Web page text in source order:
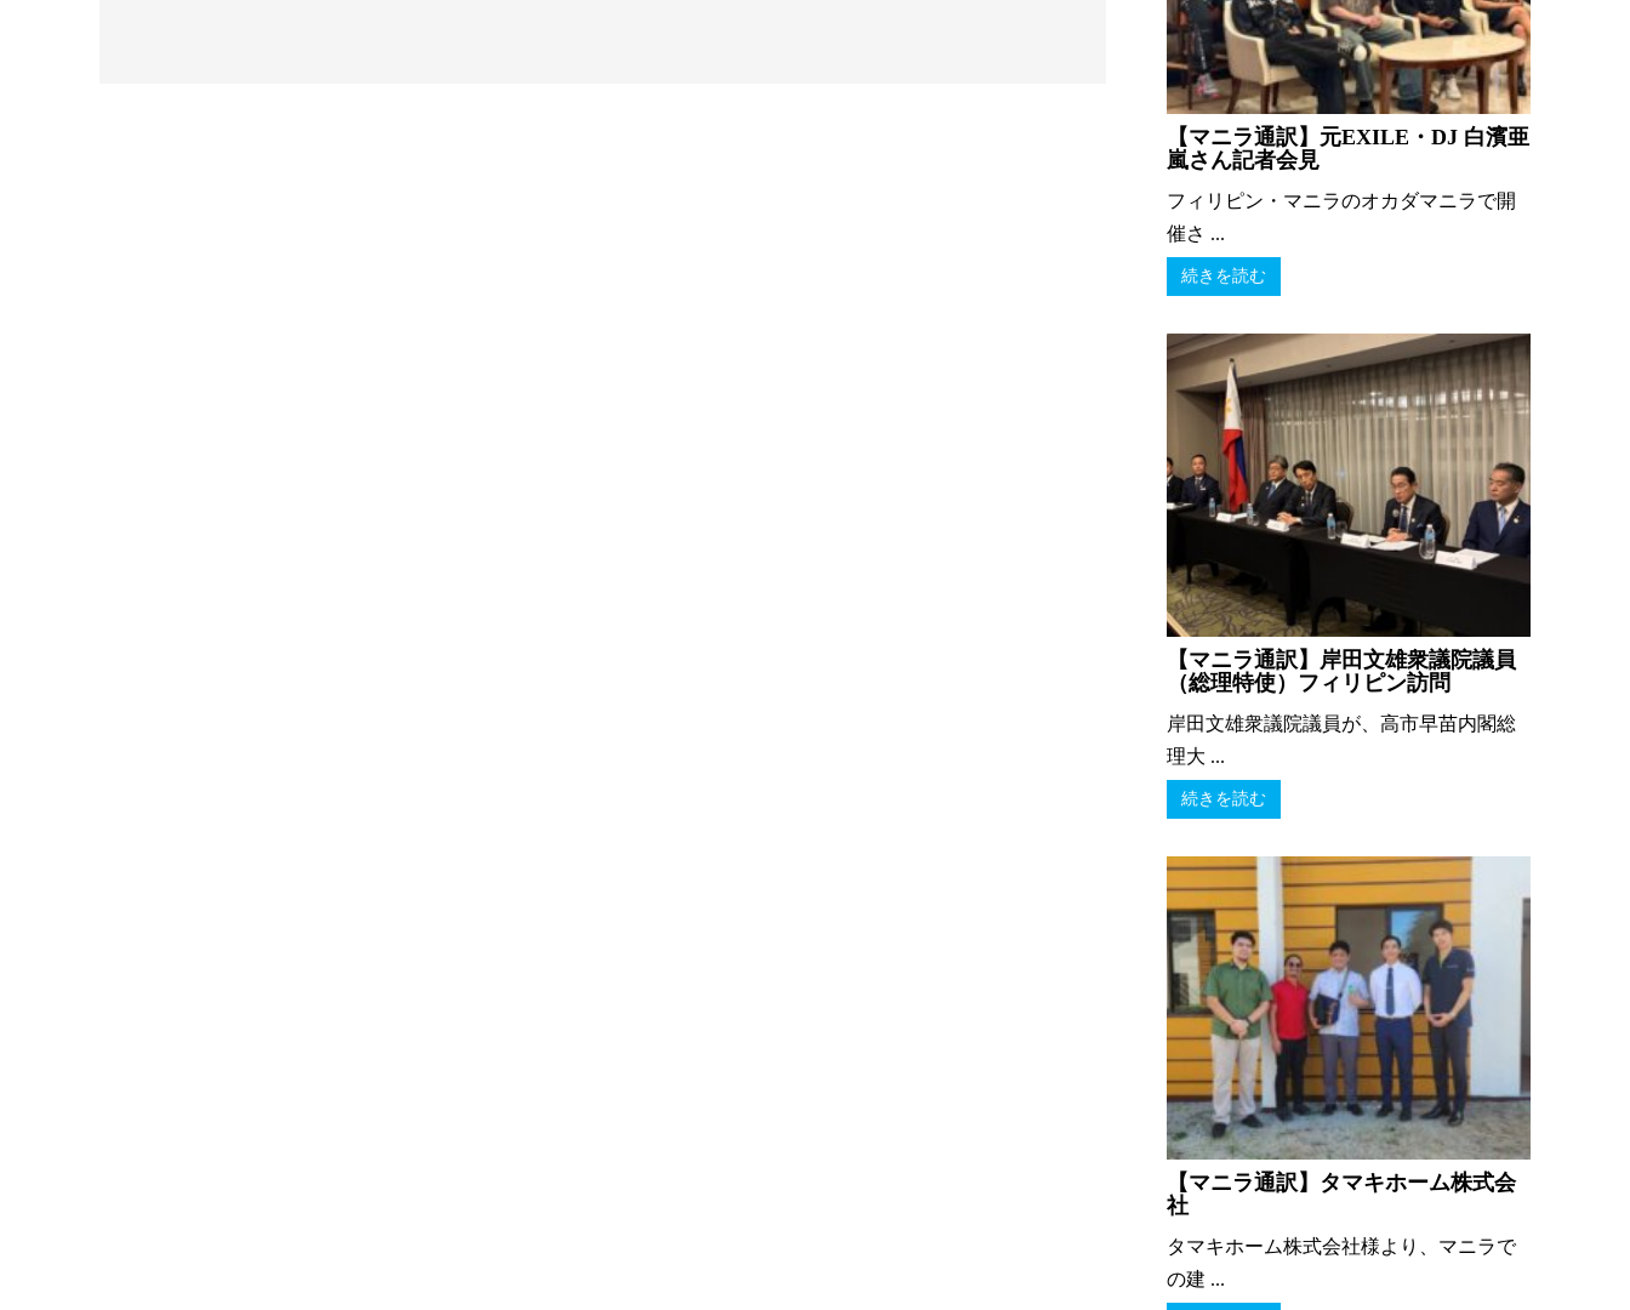
【マニラ通訳】元EXILE・DJ 白濱亜
嵐さん記者会見
フィリピン・マニラのオカダマニラで開
催さ ...
続きを読む
【マニラ通訳】岸田文雄衆議院議員
（総理特使）フィリピン訪問
岸田文雄衆議院議員が、高市早苗内閣総
理大 ...
続きを読む
【マニラ通訳】タマキホーム株式会
社
タマキホーム株式会社様より、マニラで
の建 ...